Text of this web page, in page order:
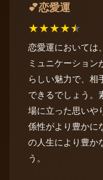
💕恋愛運
★★★★★
恋愛運においては
ミュニケーション
らしい魅力で、相
できるでしょう。
場に立った思いや
係性がより豊かに
の人生により豊か
う。